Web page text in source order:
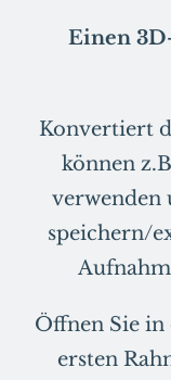
Einen
Konvertiert
können
verwenden
speichern/
Öffnen Sie
ersten